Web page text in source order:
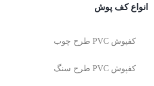
انواع کف پوش
کفپوش PVC طرح چوب
کفپوش PVC طرح سنگ